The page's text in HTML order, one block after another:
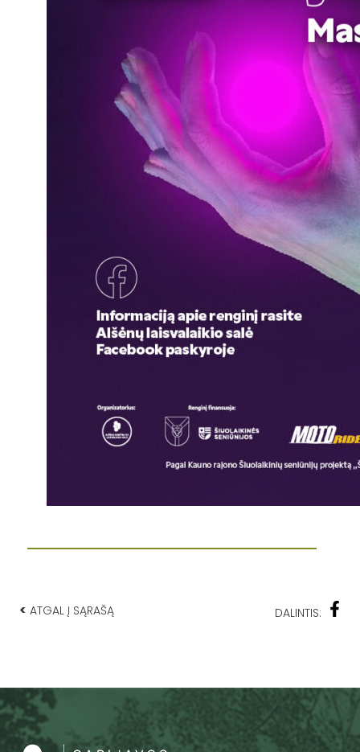
< ATGAL Į SĄRAŠĄ DALINTIS: